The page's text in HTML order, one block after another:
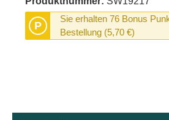
P
Sie erhalten 76 Bonus
Bestellung (5,70 €)